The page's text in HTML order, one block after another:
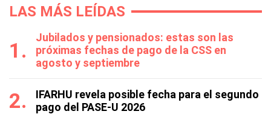
LAS MÁS LEÍDAS
Jubilados y pensionados: estas son las
próximas fechas de pago de la CSS en
agosto y septiembre
IFARHU revela posible fecha para el segundo
pago del PASE-U 2026